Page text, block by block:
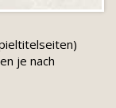
je nach